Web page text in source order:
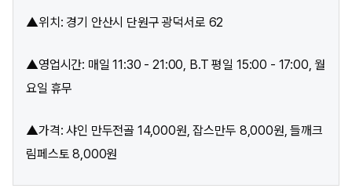
▲위치: 경기 안산시 단원구 광덕서로 62
▲영업시간: 매일 11:30 - 21:00, B.T 평일 15:00 - 17:00, 월
요일 휴무
▲가격: 샤인 만두전골 14,000원, 잡스만두 8,000원, 들깨크
림페스토 8,000원